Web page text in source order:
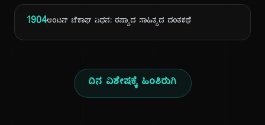
1904ಆಂಟನ್ ಚೆಕಾಫ್ ನಿಧನ: ರಷ್ಯಾದ ಸಾಹಿತ್ಯದ ದಂತಕಥೆ
ದಿನ ವಿಶೇಷಕ್ಕೆ ಹಿಂತಿರುಗಿ